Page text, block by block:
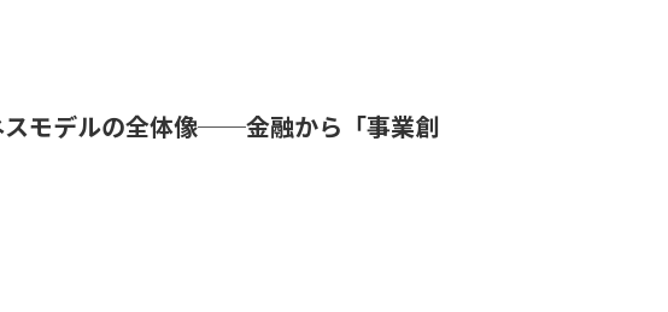
スモデルの全体像──金融から「事業創